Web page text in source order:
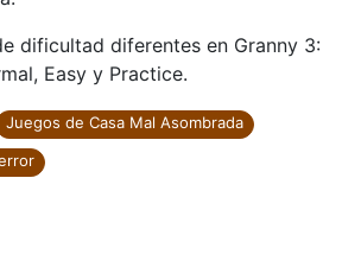
dificultad diferentes en Granny 3:
Easy y Practice.
Juegos de Casa Mal Asombrada